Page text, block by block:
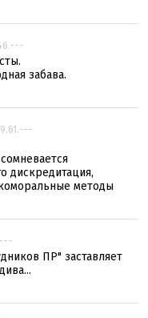
забава.
дискредитация,
методы
ПР" заставляет